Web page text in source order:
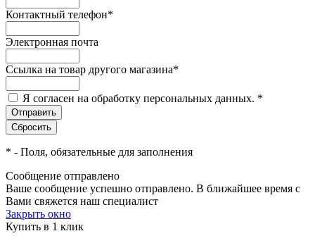
Контактный телефон*
Электронная почта
Ссылка на товар другого магазина*
Я согласен на обработку персональных данных. *
* - Поля, обязательные для заполнения
Сообщение отправлено
Ваше сообщение успешно отправлено. В ближайшее время с
Вами свяжется наш специалист
Закрыть окно
Купить в 1 клик